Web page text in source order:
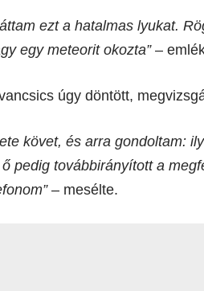
ezt a hatalmas lyukat.
egy meteorit okozta”–
úgy döntött,
követ, és arra gondoltam:
pedig továbbirányított a
– mesélte.